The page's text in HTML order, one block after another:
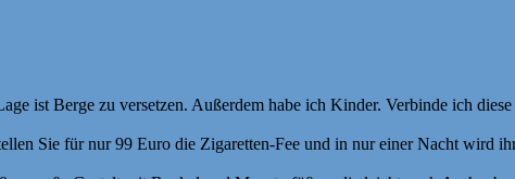
ist Berge zu versetzen. Außerdem habe ich Kinder. Verbinde ich
Sie für nur 99 Euro die Zigaretten-Fee und in nur einer Nacht wird